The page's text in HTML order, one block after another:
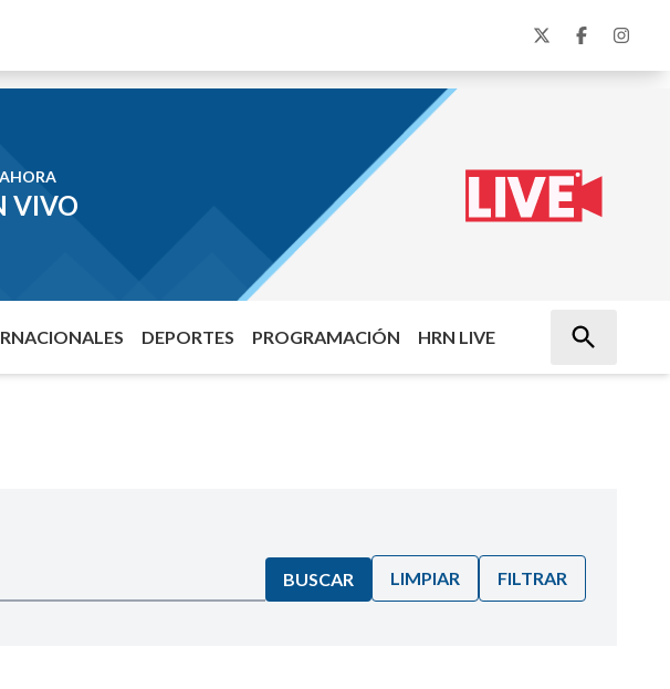
VIVO
DEPORTES PROGRAMACIÓN HRN LIVE
BUSCAR LIMPIAR FILTRAR